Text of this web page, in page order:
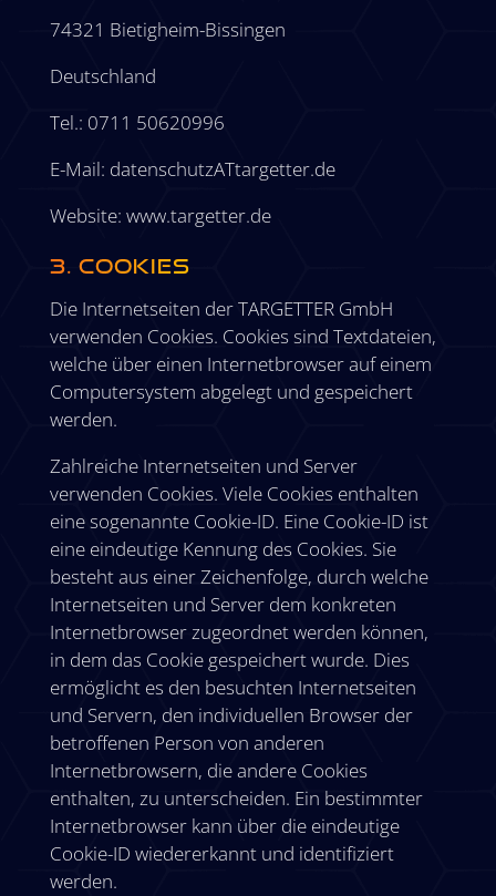
74321 Bietigheim-Bissingen
Deutschland
Tel.: 0711 50620996
E-Mail: datenschutzATtargetter.de
Website: www.targetter.de
3. Cookies
Die Internetseiten der TARGETTER GmbH
verwenden Cookies. Cookies sind Textdateien,
welche über einen Internetbrowser auf einem
Computersystem abgelegt und gespeichert
werden.
Zahlreiche Internetseiten und Server
verwenden Cookies. Viele Cookies enthalten
eine sogenannte Cookie-ID. Eine Cookie-ID ist
eine eindeutige Kennung des Cookies. Sie
besteht aus einer Zeichenfolge, durch welche
Internetseiten und Server dem konkreten
Internetbrowser zugeordnet werden können,
in dem das Cookie gespeichert wurde. Dies
ermöglicht es den besuchten Internetseiten
und Servern, den individuellen Browser der
betroffenen Person von anderen
Internetbrowsern, die andere Cookies
enthalten, zu unterscheiden. Ein bestimmter
Internetbrowser kann über die eindeutige
Cookie-ID wiedererkannt und identifiziert
werden.